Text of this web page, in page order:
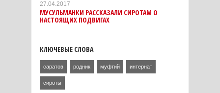
27.04.2017
МУСУЛЬМАНКИ РАССКАЗАЛИ СИРОТАМ О
НАСТОЯЩИХ ПОДВИГАХ
КЛЮЧЕВЫЕ СЛОВА
саратов родник муфтий интернат
сироты